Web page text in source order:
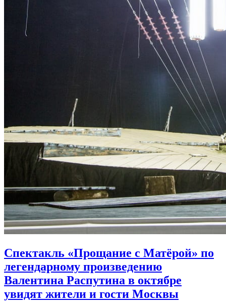
Спектакль «Прощание с Матёрой» по
легендарному произведению
Валентина Распутина в октябре
увидят жители и гости Москвы